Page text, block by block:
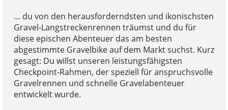
… du von den herausforderndsten und ikonischsten
Gravel-Langstreckenrennen träumst und du für
diese epischen Abenteuer das am besten
abgestimmte Gravelbike auf dem Markt suchst. Kurz
gesagt: Du willst unseren leistungsfähigsten
Checkpoint-Rahmen, der speziell für anspruchsvolle
Gravelrennen und schnelle Gravelabenteuer
entwickelt wurde.